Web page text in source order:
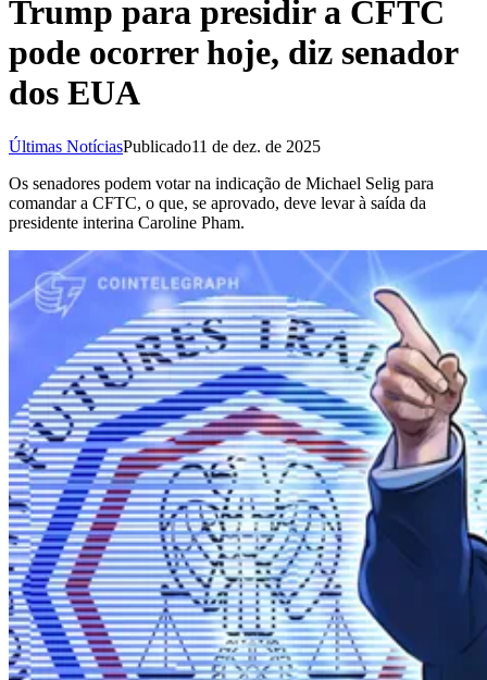
Trump para presidir a CFTC
pode ocorrer hoje, diz senador
dos EUA
Últimas NotíciasPublicado11 de dez. de 2025
Os senadores podem votar na indicação de Michael Selig para
comandar a CFTC, o que, se aprovado, deve levar à saída da
presidente interina Caroline Pham.